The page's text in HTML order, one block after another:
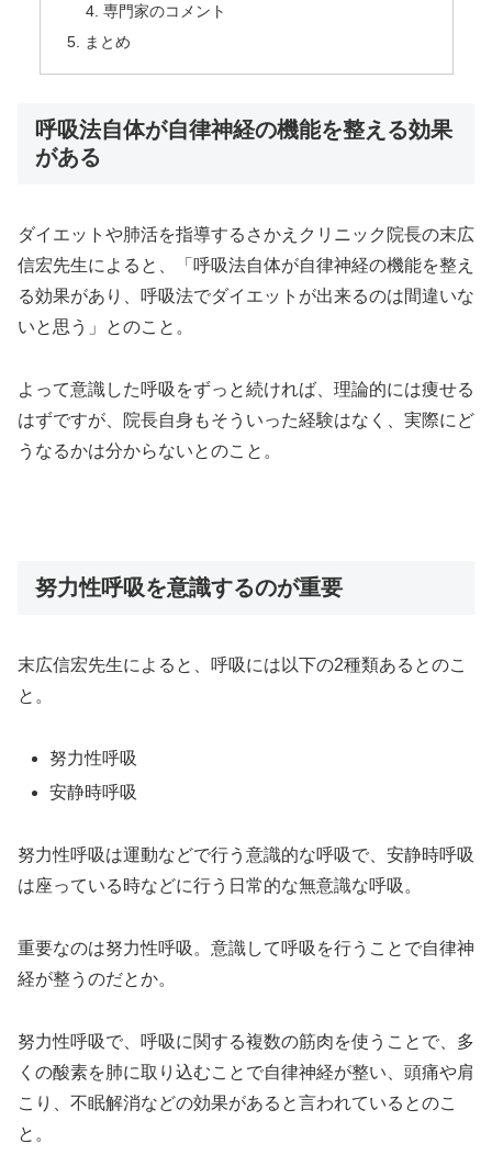
専門家のコメント
まとめ
呼吸法自体が自律神経の機能を整える効果
がある
ダイエットや肺活を指導するさかえクリニック院長の末広
信宏先生によると、「呼吸法自体が自律神経の機能を整え
る効果があり、呼吸法でダイエットが出来るのは間違いな
いと思う」とのこと。
よって意識した呼吸をずっと続ければ、理論的には痩せる
はずですが、院長自身もそういった経験はなく、実際にど
うなるかは分からないとのこと。
努力性呼吸を意識するのが重要
末広信宏先生によると、呼吸には以下の2種類あるとのこ
と。
努力性呼吸
安静時呼吸
努力性呼吸は運動などで行う意識的な呼吸で、安静時呼吸
は座っている時などに行う日常的な無意識な呼吸。
重要なのは努力性呼吸。意識して呼吸を行うことで自律神
経が整うのだとか。
努力性呼吸で、呼吸に関する複数の筋肉を使うことで、多
くの酸素を肺に取り込むことで自律神経が整い、頭痛や肩
こり、不眠解消などの効果があると言われているとのこ
と。